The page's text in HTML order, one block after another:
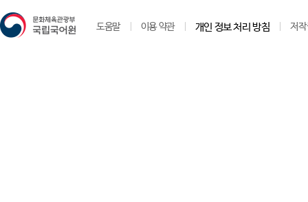
도움말 이용 약관 개인 정보 처리 방침 저